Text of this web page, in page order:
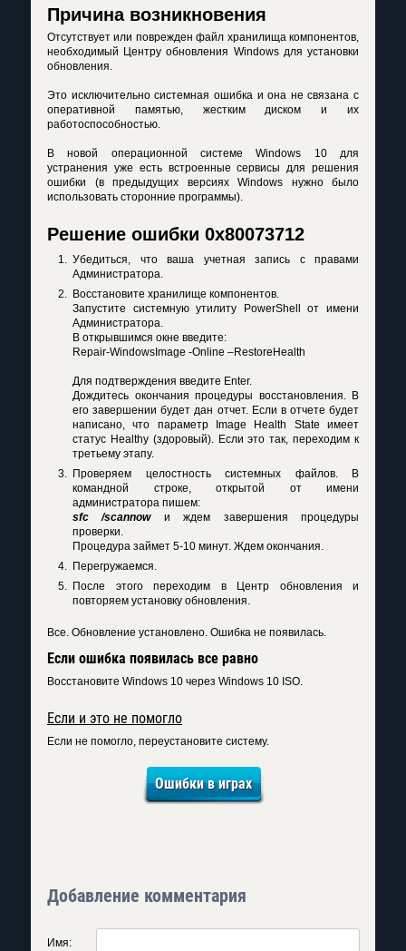
Причина возникновения
Отсутствует или поврежден файл хранилища компонентов,
необходимый Центру обновления Windows для установки
обновления.
Это исключительно системная ошибка и она не связана с
оперативной памятью, жестким диском и их
работоспособностью.
В новой операционной системе Windows 10 для
устранения уже есть встроенные сервисы для решения
ошибки (в предыдущих версиях Windows нужно было
использовать сторонние программы).
Решение ошибки 0x80073712
Убедиться, что ваша учетная запись с правами
Администратора.
Восстановите хранилище компонентов.
Запустите системную утилиту PowerShell от имени
Администратора.
В открывшимся окне введите:
Repair-WindowsImage -Online –RestoreHealth
Для подтверждения введите Enter.
Дождитесь окончания процедуры восстановления. В
его завершении будет дан отчет. Если в отчете будет
написано, что параметр Image Health State имеет
статус Healthy (здоровый). Если это так, переходим к
третьему этапу.
Проверяем целостность системных файлов. В
командной строке, открытой от имени
администратора пишем:
sfc /scannowи ждем завершения процедуры
проверки.
Процедура займет 5-10 минут. Ждем окончания.
Перегружаемся.
После этого переходим в Центр обновления и
повторяем установку обновления.
Все. Обновление установлено. Ошибка не появилась.
Если ошибка появилась все равно
Восстановите Windows 10 через Windows 10 ISO.
Если и это не помогло
Если не помогло, переустановите систему.
Ошибки в играх
Добавление комментария
Имя: